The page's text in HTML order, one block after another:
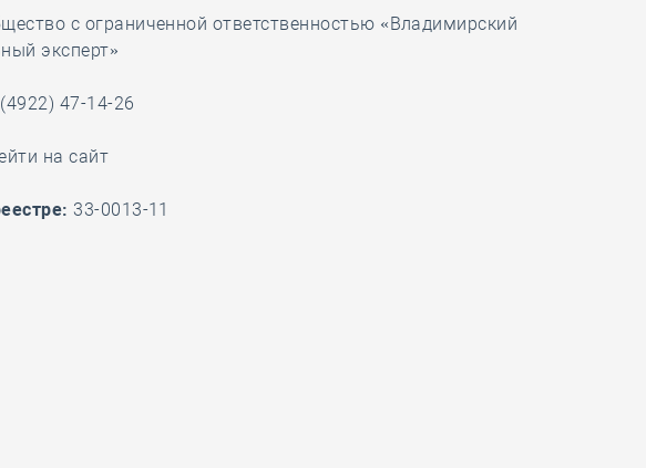
28 мая-День пограничника
с ограниченной ответственностью «Владимирский
эксперт»
(4922) 47-14-26
на сайт
33-0013-11